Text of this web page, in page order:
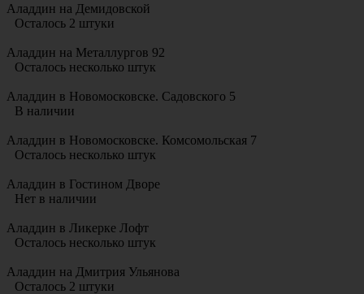
Аладдин на Демидовской
Осталось 2 штуки
Аладдин на Металлургов 92
Осталось несколько штук
Аладдин в Новомосковске. Садовского 5
В наличии
Аладдин в Новомосковске. Комсомольская 7
Осталось несколько штук
Аладдин в Гостином Дворе
Нет в наличии
Аладдин в Ликерке Лофт
Осталось несколько штук
Аладдин на Дмитрия Ульянова
Осталось 2 штуки